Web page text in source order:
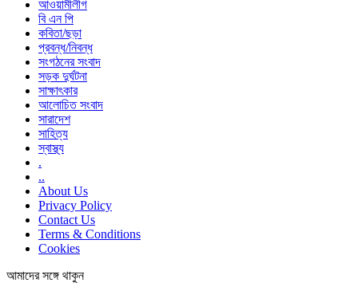
আওয়ামীলীগ
বি এন পি
কবিতা/ছড়া
প্রবন্ধ/নিবন্ধ
সংগঠনের সংবাদ
সড়ক দুর্ঘটনা
সাক্ষাৎকার
আলোচিত সংবাদ
সারাদেশ
সাহিত্য
স্বাস্থ্য
.
..
About Us
Privacy Policy
Contact Us
Terms & Conditions
Cookies
আমাদের সঙ্গে থাকুন